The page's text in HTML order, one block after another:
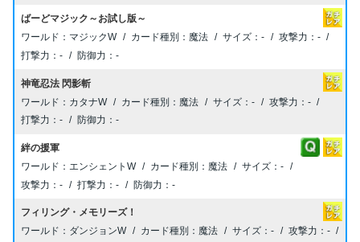
ばーどマジック～お試し版～
マジックW
魔法 -
-
-
-
神竜忍法 閃影斬
カタナW
魔法 -
-
-
-
絆の援軍
エンシェントW
魔法
-
-
- -
フィリング・メモリーズ！
ダンジョンW
魔法 -
-